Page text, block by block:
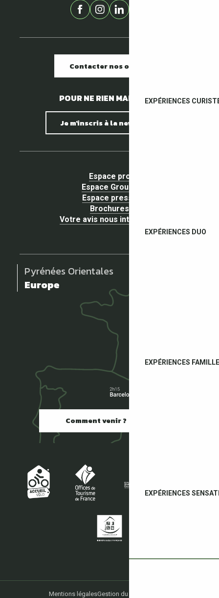
EXPÉRIENCES
EXPÉRIENCES DUO
EXPÉRIENCES
EXPÉRIENCES
Contacter nos offices
POUR NE RIEN MANQUER !
Je m'inscris à la newsletter
Espace pro
Espace Groupe
Espace presse
Brochures
Votre avis nous intéresse !
Pyrénées Orientales
Europe
Comment venir ?
Mentions légalesGestion du consentement